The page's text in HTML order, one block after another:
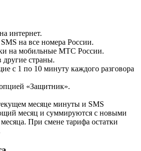
интернет.
на все номера России.
на мобильные МТС России.
страны.
с 1 по 10 минуту каждого разговора
«Защитник».
месяце минуты и SMS
месяц и суммируются с новыми
При смене тарифа остатки